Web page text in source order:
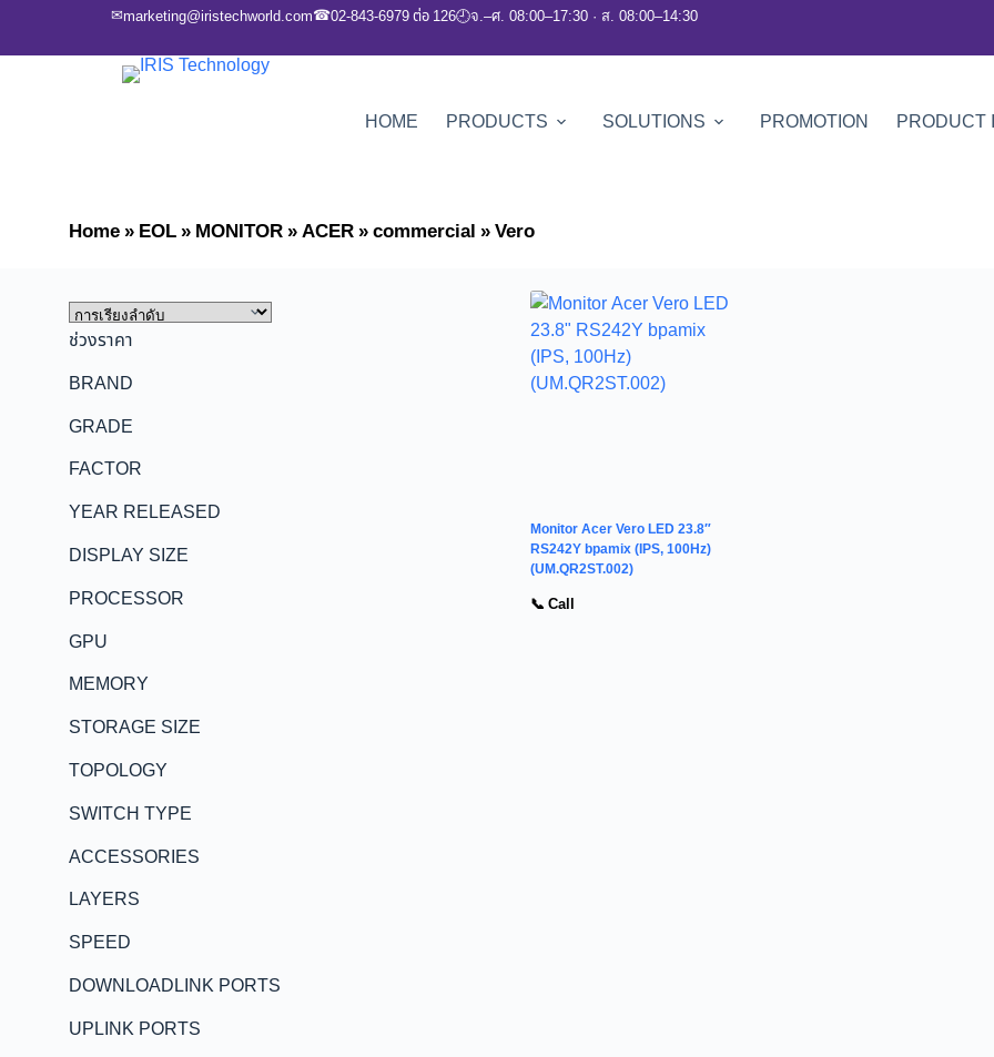
✉marketing@iristechworld.com☎02-843-6979 ต่อ 126🕘จ.–ศ. 08:00–17:30 · ส. 08:00–14:30
HOME PRODUCTS SOLUTIONS PROMOTION PRODUCT
Home»EOL»MONITOR»ACER»commercial»Vero
ช่วงราคา
BRAND
GRADE
FACTOR
YEAR RELEASED
DISPLAY SIZE
PROCESSOR
GPU
MEMORY
STORAGE SIZE
TOPOLOGY
SWITCH TYPE
ACCESSORIES
LAYERS
SPEED
DOWNLOADLINK PORTS
UPLINK PORTS
Monitor Acer Vero LED 23.8″
RS242Y bpamix (IPS, 100Hz)
(UM.QR2ST.002)
📞 Call